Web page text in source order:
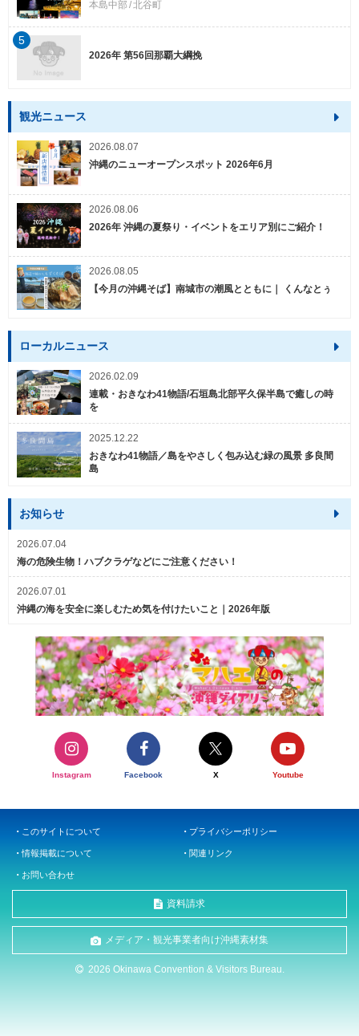
本島中部 北谷町
2026年 第56回那覇大綱挽
5
観光ニュース
2026.08.07
沖縄のニューオープンスポット 2026年6月
2026.08.06
2026年 沖縄の夏祭り・イベントをエリア別にご紹介！
2026.08.05
【今月の沖縄そば】南城市の潮風とともに｜ くんなとぅ
ローカルニュース
2026.02.09
連載・おきなわ41物語/石垣島北部平久保半島で癒しの時
を
2025.12.22
おきなわ41物語／島をやさしく包み込む緑の風景 多良間
島
お知らせ
2026.07.04
海の危険生物！ハブクラゲなどにご注意ください！
2026.07.01
沖縄の海を安全に楽しむため気を付けたいこと｜2026年版
Instagram Facebook X Youtube
このサイトについて プライバシーポリシー
情報掲載について 関連リンク
お問い合わせ
資料請求
メディア・観光事業者向け沖縄素材集
2026 Okinawa Convention & Visitors Bureau.